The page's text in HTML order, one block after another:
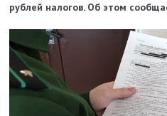
рублей налогов. Об этом